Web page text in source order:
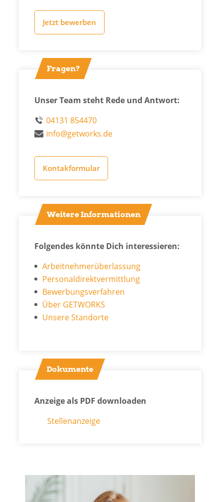
Jetzt bewerben
Fragen?
Unser Team steht Rede und Antwort:
04131 854470
info@getworks.de
Kontakformular
Weitere Informationen
Folgendes könnte Dich interessieren:
Arbeitnehmerüberlassung
Personaldirektvermittlung
Bewerbungsverfahren
Über GETWORKS
Unsere Standorte
Dokumente
Anzeige als PDF downloaden
Stellenanzeige